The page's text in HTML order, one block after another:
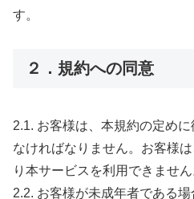
す。
２．規約への同意
2.1. お客様は、本規約の定め
なければなりません。お客様
り本サービスを利用できません
2.2. お客様が未成年者である